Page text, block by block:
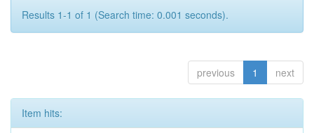
Results 1-1 of 1 (Search time: 0.001 seconds).
previous 1 next
Item hits: